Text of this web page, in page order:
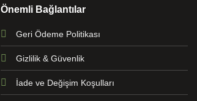
Önemli Bağlantılar
Geri Ödeme Politikası
Gizlilik & Güvenlik
İade ve Değişim Koşulları